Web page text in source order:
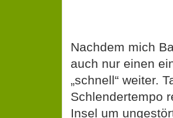
„schnell“ weiter.
Schlendertempo
Insel um